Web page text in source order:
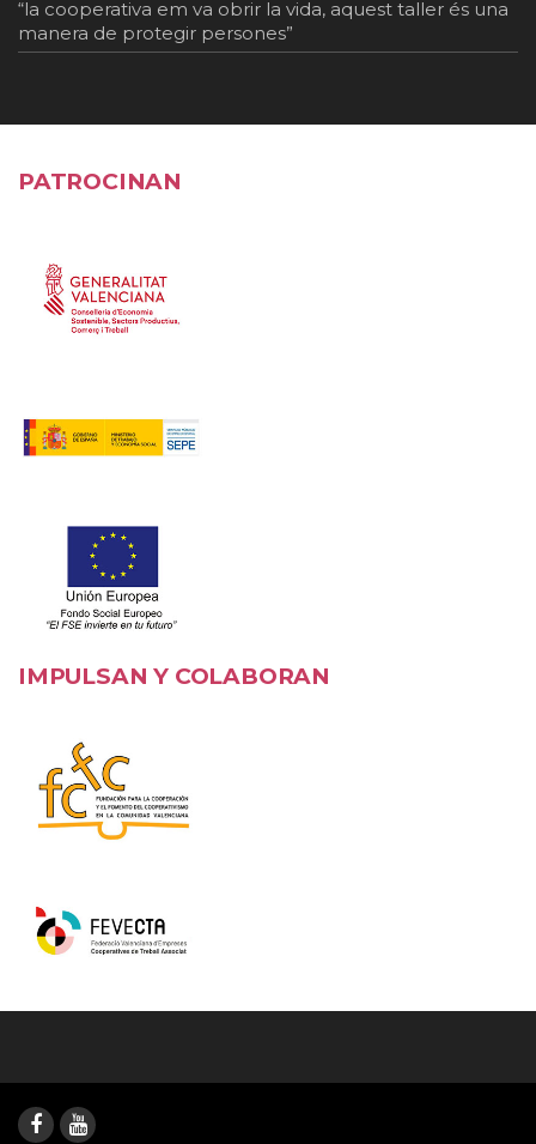
“la cooperativa em va obrir la vida, aquest taller és una
manera de protegir persones”
PATROCINAN
IMPULSAN Y COLABORAN